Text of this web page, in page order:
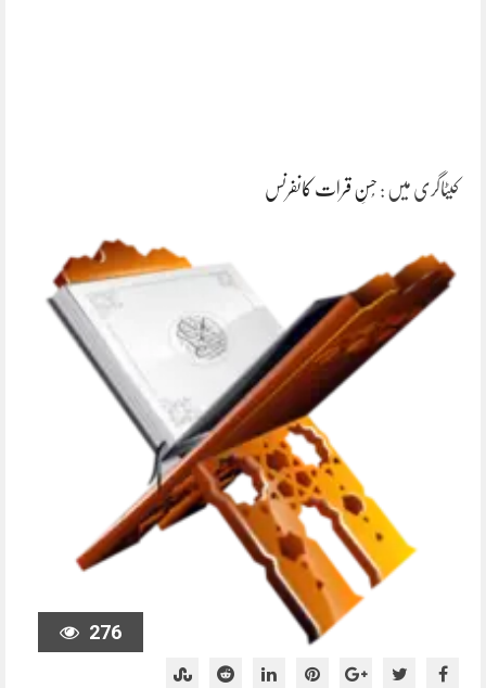
کیٹاگری میں : حُسنِ قرات کانفرنس
276